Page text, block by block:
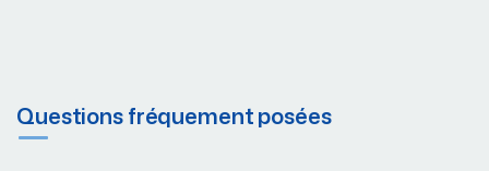
Questions fréquement posées